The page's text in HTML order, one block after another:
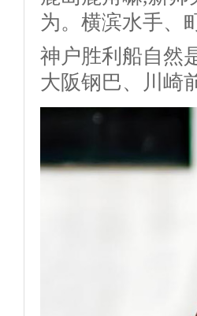
为。横滨水手、
神户胜利船自然
大阪钢巴、川崎